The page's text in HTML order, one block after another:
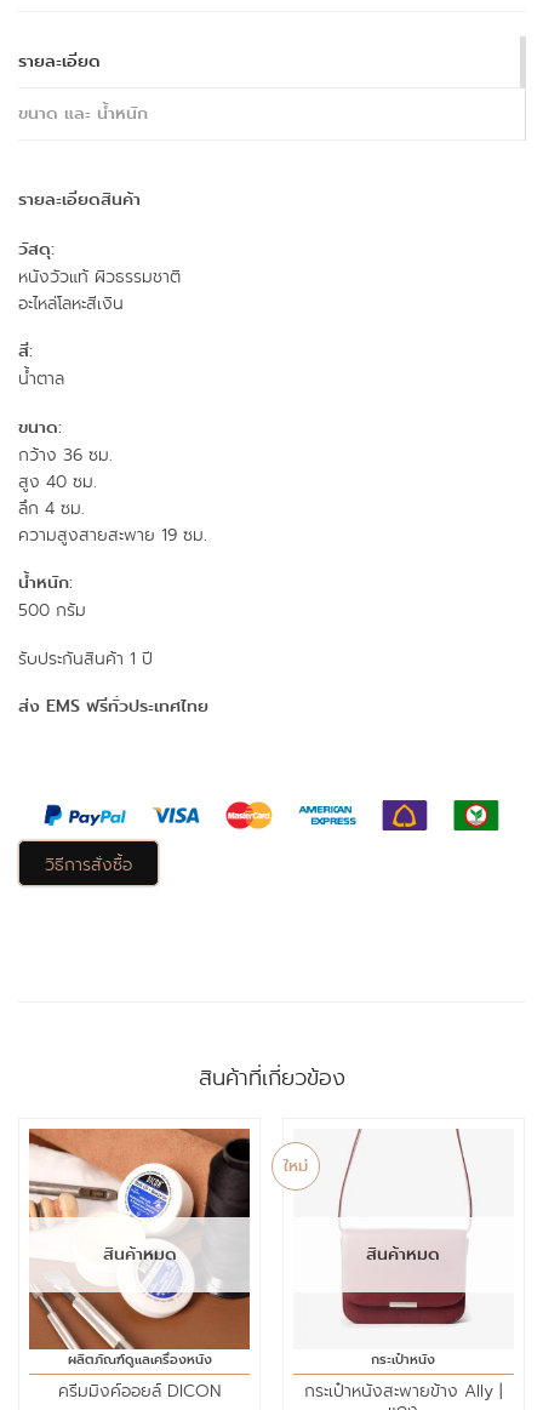
รายละเอียด
ขนาด และ น้ำหนัก
รายละเอียดสินค้า
วัสดุ:
หนังวัวแท้ ผิวธรรมชาติ
อะไหล่โลหะสีเงิน
สี:
น้ำตาล
ขนาด:
กว้าง 36 ซม.
สูง 40 ซม.
ลึก 4 ซม.
ความสูงสายสะพาย 19 ซม.
น้ำหนัก:
500 กรัม
รับประกันสินค้า 1 ปี
ส่ง EMS ฟรีทั่วประเทศไทย
วิธีการสั่งซื้อ
สินค้าที่เกี่ยวข้อง
สินค้าหมด
ผลิตภัณฑ์ดูแลเครื่องหนัง
ครีมมิงค์ออยล์ DICON
สินค้าหมด
ใหม่
กระเป๋าหนัง
กระเป๋าหนังสะพายข้าง Ally |